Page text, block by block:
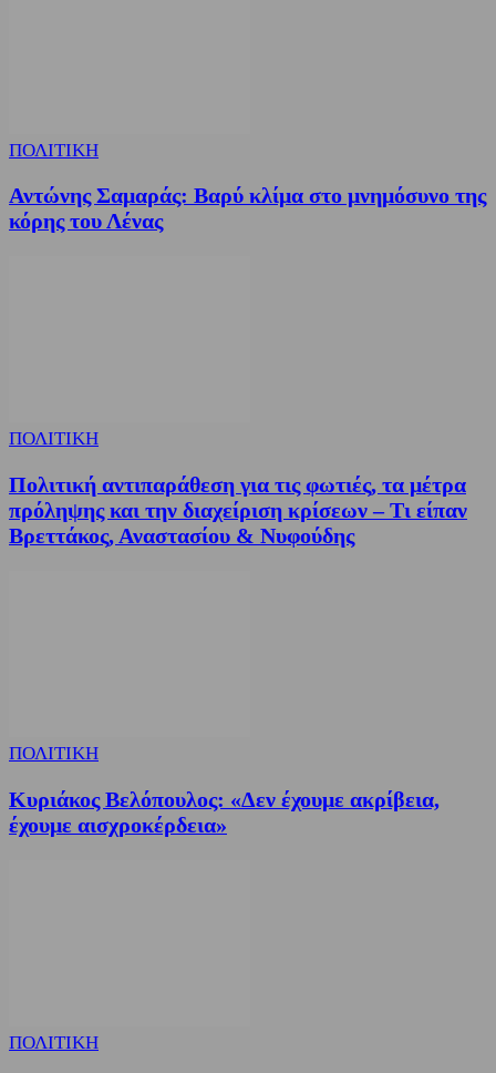
ΠΟΛΙΤΙΚΗ
Αντώνης Σαμαράς: Βαρύ κλίμα στο μνημόσυνο της
κόρης του Λένας
ΠΟΛΙΤΙΚΗ
Πολιτική αντιπαράθεση για τις φωτιές, τα μέτρα
πρόληψης και την διαχείριση κρίσεων – Τι είπαν
Βρεττάκος, Αναστασίου & Νυφούδης
ΠΟΛΙΤΙΚΗ
Κυριάκος Βελόπουλος: «Δεν έχουμε ακρίβεια,
έχουμε αισχροκέρδεια»
ΠΟΛΙΤΙΚΗ